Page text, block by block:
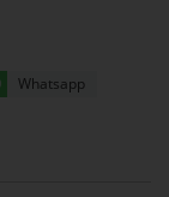
Whatsapp